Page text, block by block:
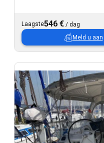
Laagste546 € / dag
Meld u aan